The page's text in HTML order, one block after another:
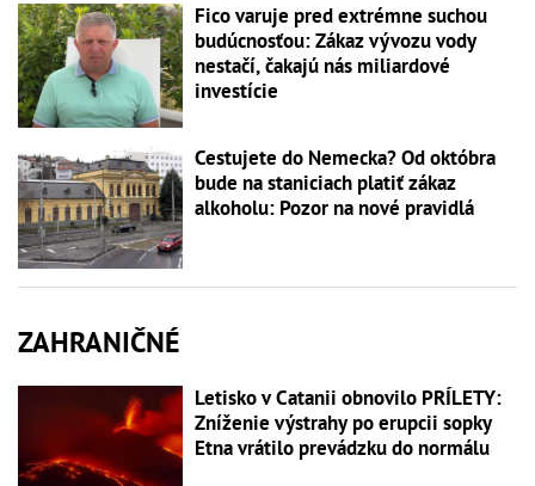
Fico varuje pred extrémne suchou
budúcnosťou: Zákaz vývozu vody
nestačí, čakajú nás miliardové
investície
Cestujete do Nemecka? Od októbra
bude na staniciach platiť zákaz
alkoholu: Pozor na nové pravidlá
ZAHRANIČNÉ
Letisko v Catanii obnovilo PRÍLETY:
Zníženie výstrahy po erupcii sopky
Etna vrátilo prevádzku do normálu